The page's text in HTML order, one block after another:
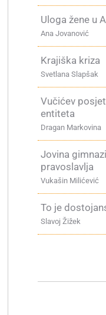
Uloga žene u
Ana Jovanović
Krajiška kriza
Svetlana Slapšak
Vučićev
entiteta
Dragan Markovina
Jovina
pravoslavlja
Vukašin Milićević
To je
Slavoj Žižek